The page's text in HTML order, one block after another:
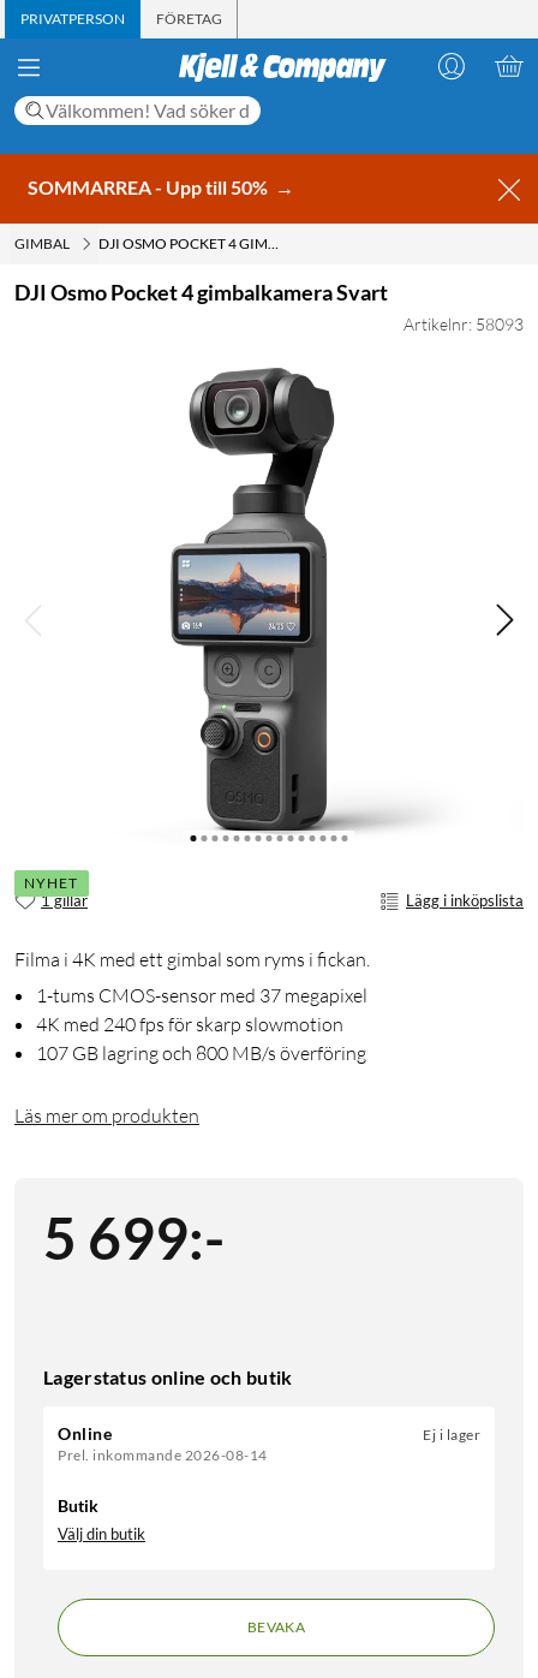
PRIVATPERSON FÖRETAG
SOMMARREA - Upp till 50% →
GIMBAL DJI OSMO POCKET 4 GIMBALKAMERA SVART
DJI Osmo Pocket 4 gimbalkamera Svart
Artikelnr: 58093
NYHET
1 gillar Lägg i inköpslista
Filma i 4K med ett gimbal som ryms i fickan.
1-tums CMOS-sensor med 37 megapixel
4K med 240 fps för skarp slowmotion
107 GB lagring och 800 MB/s överföring
Läs mer om produkten
5 699:-
Lagerstatus online och butik
Online
Prel. inkommande 2026-08-14
Ej i lager
Butik
Välj din butik
BEVAKA